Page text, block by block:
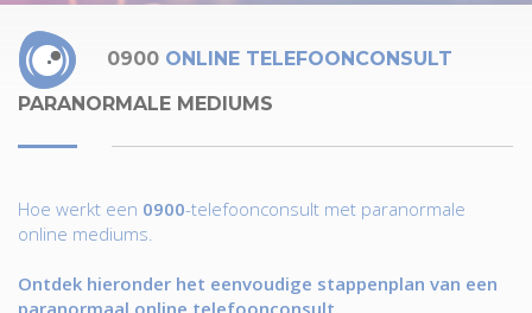
0900 ONLINE TELEFOONCONSULT
PARANORMALE MEDIUMS
Hoe werkt een 0900-telefoonconsult met paranormale
online mediums.
Ontdek hieronder het eenvoudige stappenplan van een
paranormaal online telefoonconsult.